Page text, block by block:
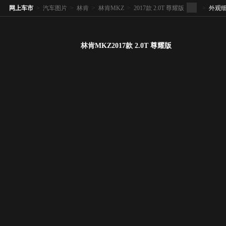
网上车市 > 汽车图片 > 林肯 > 林肯MKZ > 2017款 2.0T 尊耀版 > 外观
林肯MKZ2017款 2.0T 尊耀版